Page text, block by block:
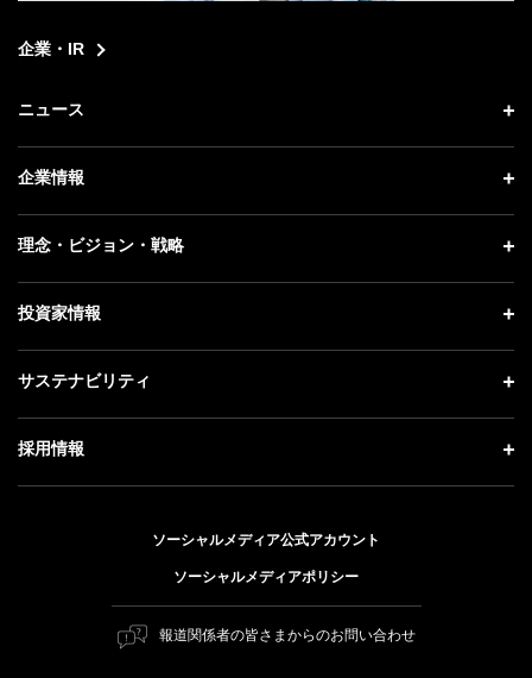
企業・IR
ニュース
ニュース トップ
プレスリリース
更新情報
企業情報
企業情報 トップ
社長メッセージ
事業紹介
理念・ビジョン・戦略
理念・ビジョン・戦略 トップ
成長戦略「Activate AI for Society」
人材戦略
投資家情報
投資家情報 トップ
経営方針
サステナビリティ
サステナビリティ トップ
トップメッセージ
ESG方針・体制
マテリアリティ（重要課題）
採用情報
キャリア採用
障がい者採用
ソーシャルメディア公式アカウント
ソーシャルメディアポリシー
報道関係者の皆さまからのお問い合わせ